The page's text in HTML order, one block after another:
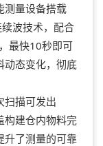
测量设备搭载
波技术，配合
最快10秒即可
动态变化，彻底
描可发出
构建仓内物料完
升了测量的可靠